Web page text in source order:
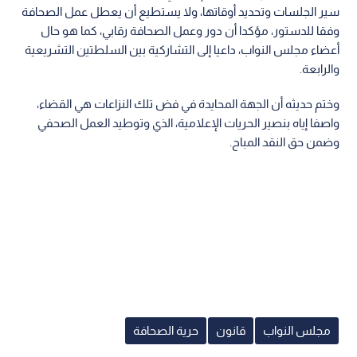
سير الجلسات وتحديد أوقاتها، ولا يستطيع أن يعطل عمل الصحافة
وفقا للدستور، مؤكدا أن دور وعمل الصحافة رقابي، كما هو حال
أعضاء مجلس النواب، داعيا إلى التشاركية بين السلطتين التشريعية
والرابعة.
وختم حديثه أن الجهة المحايدة في فض تلك النزاعات هي القضاء،
واصفا إياه بنصير الحريات الإعلامية، الذي وتوطيد العمل الصحفي
وضمن حق النقد المباح.
مجلس النواب قانون حرية الصحافة